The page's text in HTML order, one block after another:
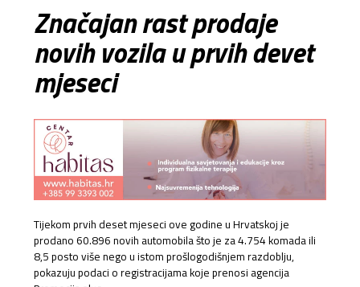
Značajan rast prodaje
novih vozila u prvih devet
mjeseci
Tijekom prvih deset mjeseci ove godine u Hrvatskoj je
prodano 60.896 novih automobila što je za 4.754 komada ili
8,5 posto više nego u istom prošlogodišnjem razdoblju,
pokazuju podaci o registracijama koje prenosi agencija